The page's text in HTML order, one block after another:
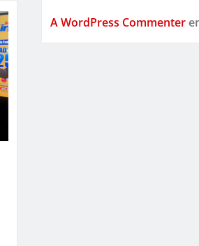
A WordPress Commenter